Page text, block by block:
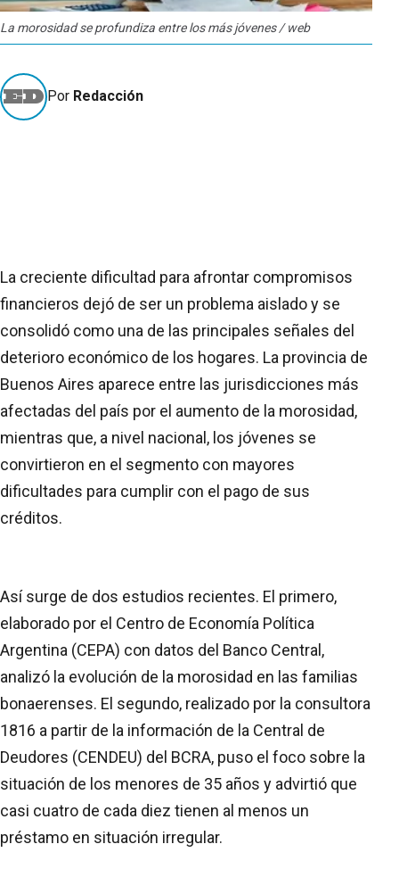
La morosidad se profundiza entre los más jóvenes / web
Por Redacción
La creciente dificultad para afrontar compromisos
financieros dejó de ser un problema aislado y se
consolidó como una de las principales señales del
deterioro económico de los hogares. La provincia de
Buenos Aires aparece entre las jurisdicciones más
afectadas del país por el aumento de la morosidad,
mientras que, a nivel nacional, los jóvenes se
convirtieron en el segmento con mayores
dificultades para cumplir con el pago de sus
créditos.
Así surge de dos estudios recientes. El primero,
elaborado por el Centro de Economía Política
Argentina (CEPA) con datos del Banco Central,
analizó la evolución de la morosidad en las familias
bonaerenses. El segundo, realizado por la consultora
1816 a partir de la información de la Central de
Deudores (CENDEU) del BCRA, puso el foco sobre la
situación de los menores de 35 años y advirtió que
casi cuatro de cada diez tienen al menos un
préstamo en situación irregular.